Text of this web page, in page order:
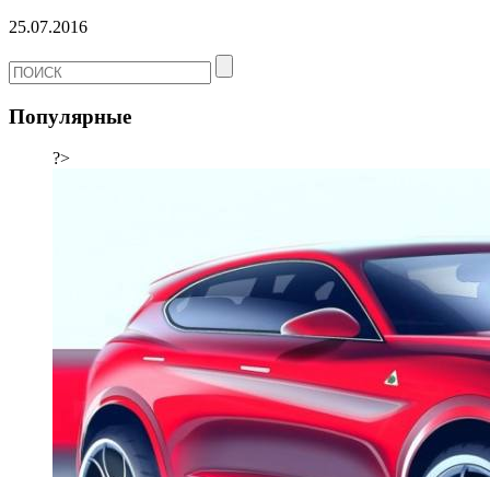
25.07.2016
Популярные
?>